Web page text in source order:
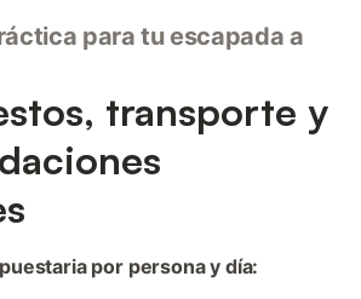
para tu escapada a
transporte y
por persona y día: